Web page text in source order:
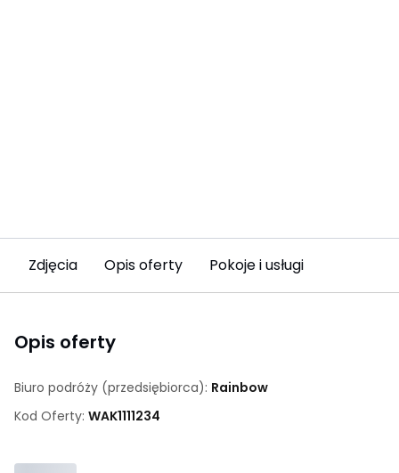
Zdjęcia Opis oferty Pokoje i usługi
Opis oferty
Biuro podróży (przedsiębiorca): Rainbow
Kod Oferty: WAK1111234